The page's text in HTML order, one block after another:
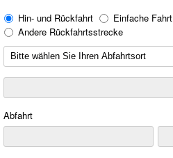
Hin- und Rückfahrt
Einfache Fahrt
Andere Rückfahrtsstrecke
Abfahrt